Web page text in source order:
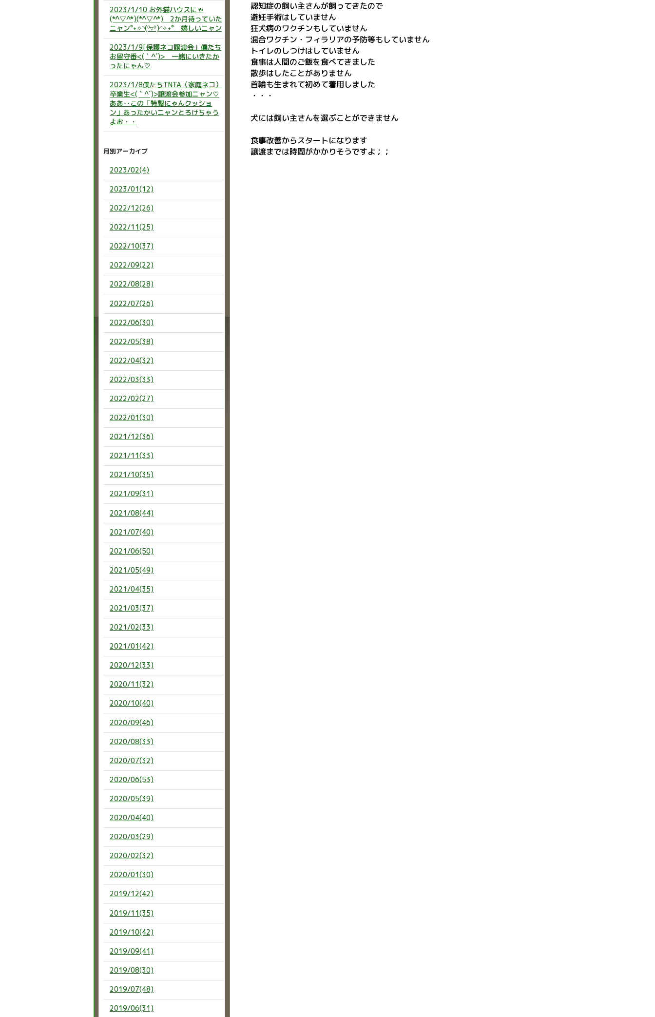
認知症の飼い主さんが飼ってきたので
避妊手術はしていません
狂犬病のワクチンもしていません
混合ワクチン・フィラリアの予防等もしていません
トイレのしつけはしていません
食事は人間のご飯を食べてきました
散歩はしたことがありません
首輪も生まれて初めて着用しました
・・・
犬には飼い主さんを選ぶことができません
食事改善からスタートになります
譲渡までは時間がかかりそうですよ；；
2023/1/10 お外猫ハウスにゃ
(*^▽^*)(*^▽^*) 2か月待っていた
ニャン°˖✧◝(⁰▿⁰)◜✧˖° 嬉しいニャン
2023/1/9[保護ネコ譲渡会」僕たち
お留守番<(｀^´)> 一緒にいきたか
ったにゃん♡
2023/1/8僕たちTNTA（家庭ネコ）
卒業生<(｀^´)>譲渡会参加ニャン♡
ああ‥この「特製にゃんクッショ
ン」あったかいニャンとろけちゃう
よお・・
月別アーカイブ
2023/02(4)
2023/01(12)
2022/12(26)
2022/11(25)
2022/10(37)
2022/09(22)
2022/08(28)
2022/07(26)
2022/06(30)
2022/05(38)
2022/04(32)
2022/03(33)
2022/02(27)
2022/01(30)
2021/12(36)
2021/11(33)
2021/10(35)
2021/09(31)
2021/08(44)
2021/07(40)
2021/06(50)
2021/05(49)
2021/04(35)
2021/03(37)
2021/02(33)
2021/01(42)
2020/12(33)
2020/11(32)
2020/10(40)
2020/09(46)
2020/08(33)
2020/07(32)
2020/06(53)
2020/05(39)
2020/04(40)
2020/03(29)
2020/02(32)
2020/01(30)
2019/12(42)
2019/11(35)
2019/10(42)
2019/09(41)
2019/08(30)
2019/07(48)
2019/06(31)